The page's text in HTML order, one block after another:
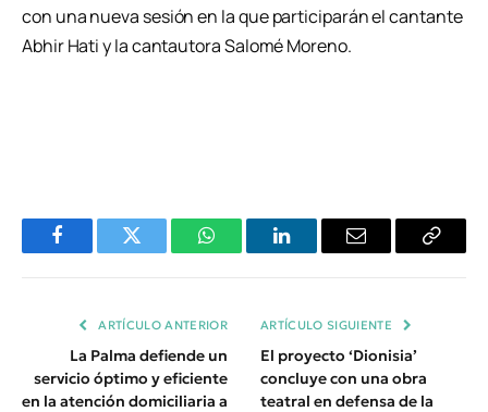
con una nueva sesión en la que participarán el cantante
Abhir Hati y la cantautora Salomé Moreno.
FacebookTwitter WhatsAppLinkedInEmail
Copiar
ARTÍCULO ANTERIOR
La Palma defiende un
servicio óptimo y eficiente
en la atención domiciliaria a
ARTÍCULO SIGUIENTE
El proyecto ‘Dionisia’
concluye con una obra
teatral en defensa de la